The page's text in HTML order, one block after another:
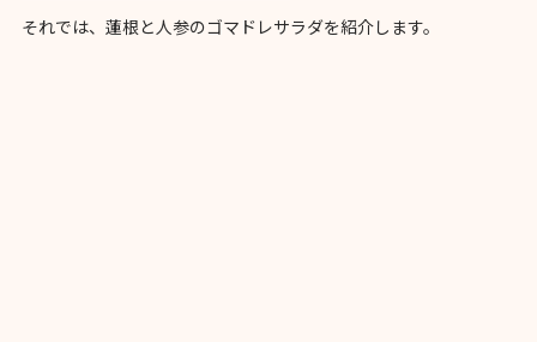
それでは、蓮根と人参のゴマドレサラダを紹介します。